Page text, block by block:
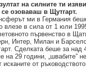
на силните ти
се озоваваш в Щутгарт.
ми в Германия
влезе в сила от 1 юли
първенство в
Интер, Милан и
Сделката беше за
на 29 години, „швабите”
исканите от